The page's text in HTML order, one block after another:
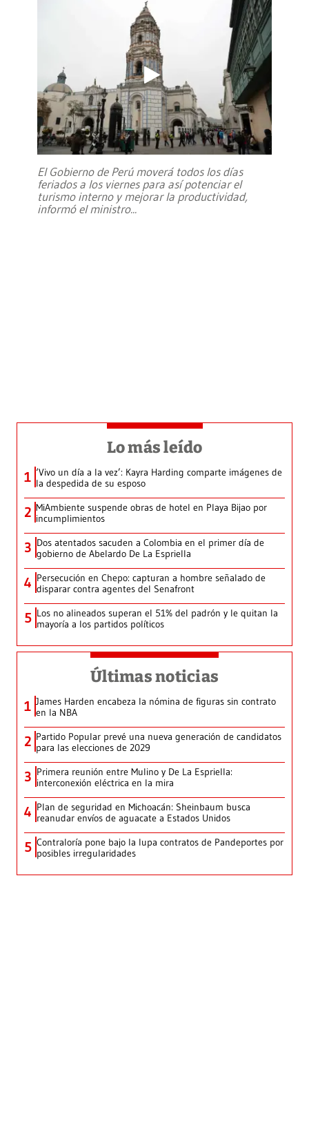
El Gobierno de Perú moverá todos los días
feriados a los viernes para así potenciar el
turismo interno y mejorar la productividad,
informó el ministro...
Lo más leído
1 ‘Vivo un día a la vez’: Kayra Harding comparte imágenes de
la despedida de su esposo
2 MiAmbiente suspende obras de hotel en Playa Bijao por
incumplimientos
3 Dos atentados sacuden a Colombia en el primer día de
gobierno de Abelardo De La Espriella
4 Persecución en Chepo: capturan a hombre señalado de
disparar contra agentes del Senafront
5 Los no alineados superan el 51% del padrón y le quitan la
mayoría a los partidos políticos
Últimas noticias
1 James Harden encabeza la nómina de figuras sin contrato
en la NBA
2 Partido Popular prevé una nueva generación de candidatos
para las elecciones de 2029
3 Primera reunión entre Mulino y De La Espriella:
interconexión eléctrica en la mira
4 Plan de seguridad en Michoacán: Sheinbaum busca
reanudar envíos de aguacate a Estados Unidos
5 Contraloría pone bajo la lupa contratos de Pandeportes por
posibles irregularidades